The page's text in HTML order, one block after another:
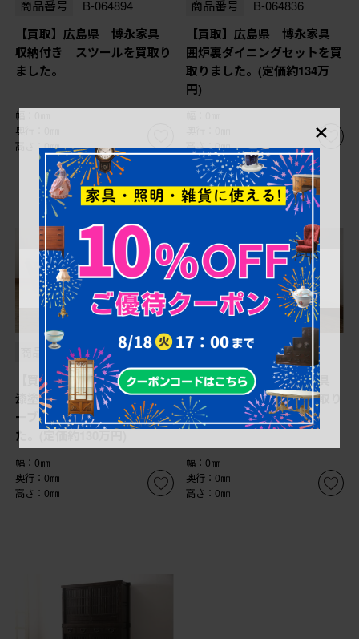
商品番号 B-064894
【買取】広島県 博永家具
収納付き スツールを買取り
ました。
幅：0㎜
奥行：0㎜
高さ：0㎜
商品番号 B-064836
【買取】広島県 博永家具
囲炉裏ダイニングセットを買
取りました。(定価約134万
円)
高さ：0㎜
商品番号 B-062789
【買取】広島県 博永家具
漆塗り 収納付き 囲炉裏テ
ーブルセットを買取りまし
た。(定価約130万円)
幅：0㎜
奥行：0㎜
高さ：0㎜
商品番号 B-062790
【買取】広島県 博永家具
収納付き まる花台を買取り
ました。
幅：0㎜
奥行：0㎜
高さ：0㎜
×